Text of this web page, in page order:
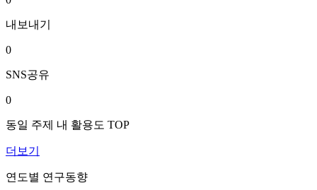
내보내기
0
SNS공유
0
동일 주제 내 활용도 TOP
더보기
연도별 연구동향